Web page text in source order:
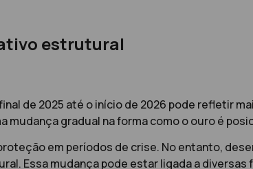
estrutural
de 2025 até o início de 2026 pode refletir
mudança gradual na forma como o ouro é
em períodos de crise. No entanto,
Essa mudança pode estar ligada a